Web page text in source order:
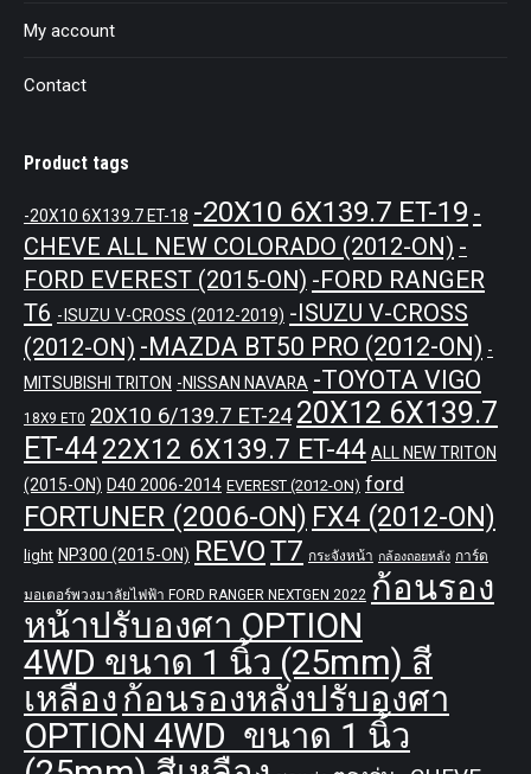
My account
Contact
Product tags
-20X10 6X139.7 ET-18 -20X10 6X139.7 ET-19 -
CHEVE ALL NEW COLORADO (2012-ON) -
FORD EVEREST (2015-ON) -FORD RANGER
T6 -ISUZU V-CROSS (2012-2019) -ISUZU V-CROSS
(2012-ON) -MAZDA BT50 PRO (2012-ON) -
MITSUBISHI TRITON -NISSAN NAVARA -TOYOTA VIGO
18X9 ET0 20X10 6/139.7 ET-24 20X12 6X139.7
ET-4422X12 6X139.7 ET-44 ALL NEW TRITON
(2015-ON) D40 2006-2014 EVEREST (2012-ON) ford
FORTUNER (2006-ON) FX4 (2012-ON)
light NP300 (2015-ON) REVOT7 กระจังหน้า กล้องถอยหลัง การ์ด
มอเตอร์พวงมาลัยไฟฟ้า FORD RANGER NEXTGEN 2022 ก้อนรอง
หน้าปรับองศา OPTION
4WD ขนาด 1 นิ้ว (25mm) สี
เหลือง ก้อนรองหลังปรับองศา
OPTION 4WD ขนาด 1 นิ้ว